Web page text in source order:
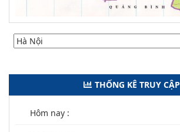
THỐNG KÊ TRUY CẬP
Hôm nay :